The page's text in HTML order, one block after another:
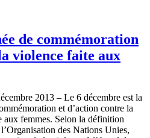
de commémoration
violence faite aux
2013 – Le 6 décembre est la
et d’action contre la
aux femmes. Selon la définition
l’Organisation des Nations Unies,